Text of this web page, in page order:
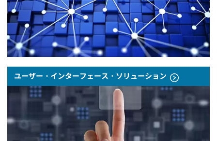
ユーザー・インターフェース・ソリューション